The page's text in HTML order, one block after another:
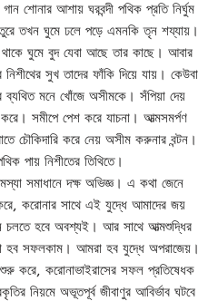
শোনার আশায় ঘরবন্দী পথিক প্রতি নির্ঘুম
তখন ঘুমে ঢলে পড়ে এমনকি তৃন শয্যায়।
ঘুমে বুদ যেবা আছে তার কাছে। আবার
সুখ তাদের ফাঁকি দিয়ে যায়। কেউবা
ব্যথিত মনে খোঁজে অসীমকে। সঁপিয়া দেয়
করে। সমীপে পেশ করে যাচনা। আত্মসমর্পণ
চৌকিদারি করে নেয় অসীম করুনার বন্টন।
পায় নিশীতের তিথিতে।
সমাধানে দক্ষ অভিজ্ঞ। এ কথা জেনে
করোনার সাথে এই যুদ্ধে আমাদের জয়
চলতে হবে অবশ্যই। আর সাথে আত্মশুদ্ধির
সফলকাম। আমরা হব যুদ্ধে অপরাজেয়।
শুরু করে, করোনাভাইরাসের সফল প্রতিষেধক
নিয়মে অভূতপূর্ব জীবাণুর আবির্ভাব ঘটবে